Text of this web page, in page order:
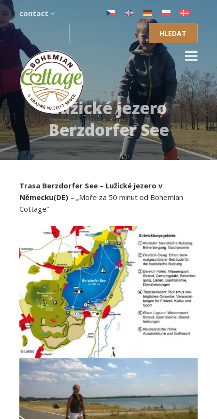
contact
Lužické jezero
Berzdorfer See
Trasa Berzdorfer See – Lužické jezero v
Německu(DE) – „Moře za 50 minut od Bohemian
Cottage“